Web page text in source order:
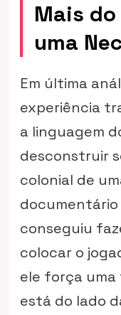
Mais
uma
Em última
experiência
a linguagem
desconstruir
colonial de
conseguiu
colocar o
ele força uma
está do lado